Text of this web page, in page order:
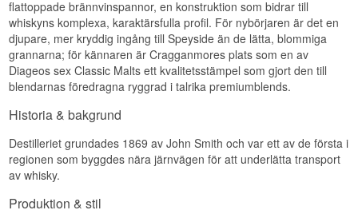
buteljeras en gång och upprepas aldrig, och
Cragganmore förekommer sällan i serien. Äldre
Special Releases har stigit markant i takt med att
de försvunnit från hyllorna.
Visste du att?
Smith valde platsen för att allt ett destilleri
behöver låg inom gångavstånd: säd, vatten, torv
och en järnväg.
Specifikationer
Namn: Cragganmore 12 år 1 liter Old Version
Single Speyside Malt Whisky 40%
Destilleri:Cragganmore
Region/Land: Speyside Skottland
Typ: Speyside Single Malt Scotch Whisky
Storlek: 100 CL
Fattyp: Ex-bourbonfade
Edition: Old Version literflaska med gul banderoll
Doft
Söta örter och ängsblommor, honung och vanilj.
Bakom ligger en torr maltad spannmålston och
ett stråk kåda.
Smak
antydan av söt vedrök som dyker upp mitt i
smaken.
flattoppade brännvinspannor, en konstruktion som bidrar till
whiskyns komplexa, karaktärsfulla profil. För nybörjaren är det en
djupare, mer kryddig ingång till Speyside än de lätta, blommiga
grannarna; för kännaren är Cragganmores plats som en av
Diageos sex Classic Malts ett kvalitetsstämpel som gjort den till
blendarnas föredragna ryggrad i talrika premiumblends.
Historia & bakgrund
Destilleriet grundades 1869 av John Smith och var ett av de första i
regionen som byggdes nära järnvägen för att underlätta transport
av whisky.
Produktion & stil